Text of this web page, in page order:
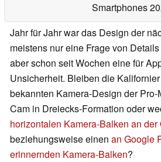
Smartphones
Jahr für Jahr war das Design der
meistens nur eine Frage von
aber schon seit Wochen eine für
Unsicherheit. Bleiben die
bekannten Kamera-Design der
Cam in Dreiecks-Formation oder
horizontalen Kamera-Balken an der
beziehungsweise einen an Google
erinnernden Kamera-Balken?